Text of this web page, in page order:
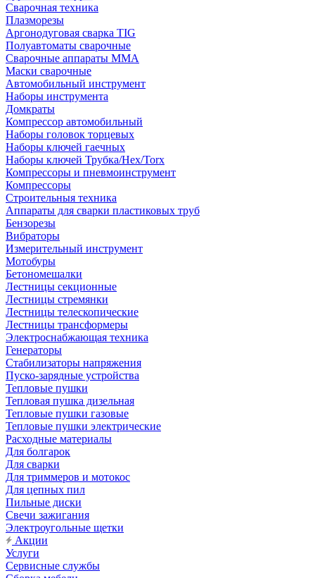
Сварочная техника
Плазморезы
Аргонодуговая сварка TIG
Полуавтоматы сварочные
Сварочные аппараты ММА
Маски сварочные
Автомобильный инструмент
Наборы инструмента
Домкраты
Компрессор автомобильный
Наборы головок торцевых
Наборы ключей гаечных
Наборы ключей Трубка/Hex/Torx
Компрессоры и пневмоинструмент
Компрессоры
Строительныя техника
Аппараты для сварки пластиковых труб
Бензорезы
Вибраторы
Измерительный инструмент
Мотобуры
Бетономешалки
Лестницы секционные
Лестницы стремянки
Лестницы телескопические
Лестницы трансформеры
Электроснабжающая техника
Генераторы
Стабилизаторы напряжения
Пуско-зарядные устройства
Тепловые пушки
Тепловая пушка дизельная
Тепловые пушки газовые
Тепловые пушки электрические
Расходные материалы
Для болгарок
Для сварки
Для триммеров и мотокос
Для цепных пил
Пильные диски
Свечи зажигания
Электроугольные щетки
Акции
Услуги
Сервисные службы